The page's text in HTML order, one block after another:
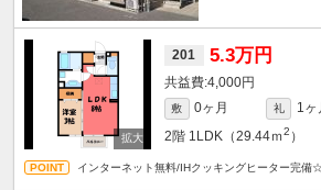
201 5.3万円
4,000円
敷 0ヶ月 礼
1ヶ
2階 1LDK（29.44ｍ2 ）
インターネット無料/IHクッキングヒーター完備